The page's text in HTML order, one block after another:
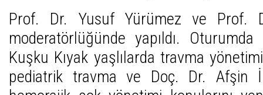
Prof. Dr. Yusuf Yürümez ve Prof.
moderatörlüğünde yapıldı.
Kuşku Kıyak yaşlılarda travma
pediatrik travma ve Doç. Dr. Afşin